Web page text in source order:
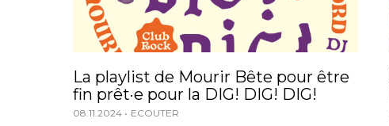
La playlist de Mourir Bête pour être
fin prêt·e pour la DIG! DIG! DIG!
08.11.2024 ECOUTER